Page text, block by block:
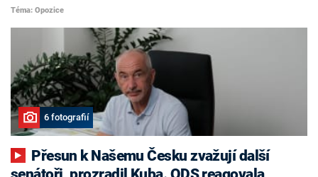
Téma: Opozice
6 fotografií